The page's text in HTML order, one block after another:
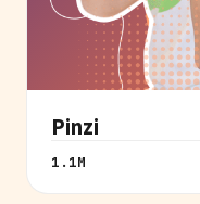
Pinzi
1.1M